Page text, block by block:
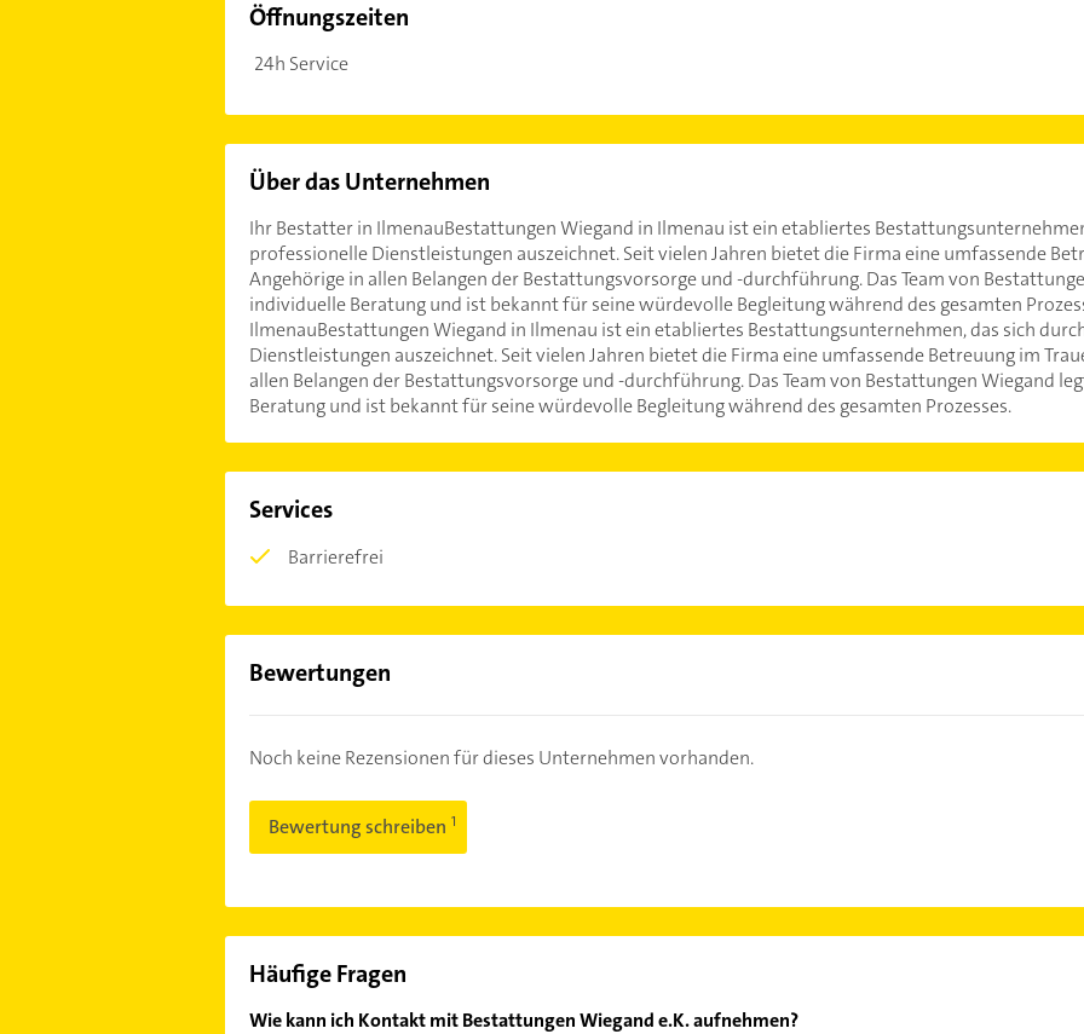
Öffnungszeiten
24h Service
Über das Unternehmen
Ihr Bestatter in IlmenauBestattungen Wiegand in Ilmenau ist ein etabliertes
professionelle Dienstleistungen auszeichnet. Seit vielen Jahren bietet die Firma eine umfassende
Angehörige in allen Belangen der Bestattungsvorsorge und -durchführung. Das Team von
individuelle Beratung und ist bekannt für seine würdevolle Begleitung während des gesamten
IlmenauBestattungen Wiegand in Ilmenau ist ein etabliertes Bestattungsunternehmen, das sich
Dienstleistungen auszeichnet. Seit vielen Jahren bietet die Firma eine umfassende Betreuung im
allen Belangen der Bestattungsvorsorge und -durchführung. Das Team von Bestattungen Wiegand
Beratung und ist bekannt für seine würdevolle Begleitung während des gesamten Prozesses.
Services
Barrierefrei
Bewertungen
Noch keine Rezensionen für dieses Unternehmen vorhanden.
Bewertung schreiben
Häufige Fragen
Wie kann ich Kontakt mit Bestattungen Wiegand e.K. aufnehmen?